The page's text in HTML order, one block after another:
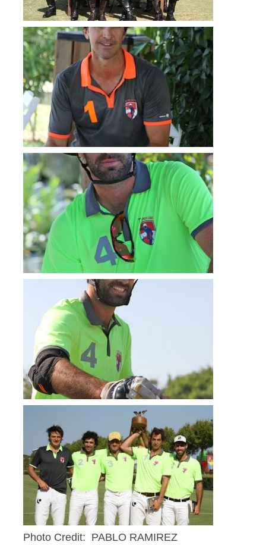
Photo Credit: PABLO RAMIREZ